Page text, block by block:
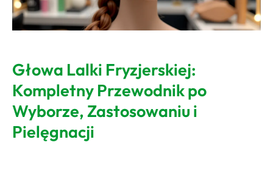
Głowa Lalki Fryzjerskiej:
Kompletny Przewodnik po
Wyborze, Zastosowaniu i
Pielęgnacji